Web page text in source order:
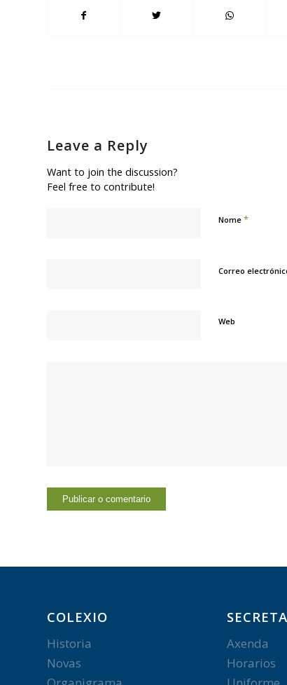
Leave a Reply
Want to join the discussion?
Feel free to contribute!
Nome *
Correo
Web
COLEXIO
Historia
Novas
Axenda
Horarios